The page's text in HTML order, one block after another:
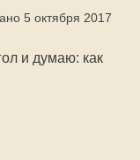
5 октября 2017
и думаю: как